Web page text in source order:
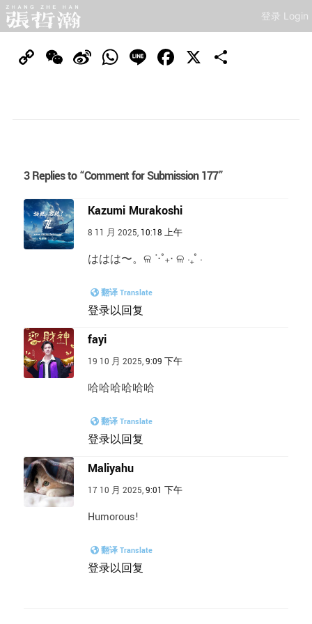
登录 Login
CopyWeChat
SinaWhatsApp
Line Facebook
X
3 Replies to “Comment for Submission 177”
Kazumi Murakoshi
8 11 月 2025, 10:18 上午
ははは〜。ଳ ᐝ⋅˚₊‧ ଳ ‧₊˚ ⋅
翻译 Translate
登录以回复
fayi
19 10 月 2025,9:09 下午
哈哈哈哈哈哈
翻译 Translate
登录以回复
Maliyahu
17 10 月 2025,9:01 下午
Humorous!
翻译 Translate
登录以回复